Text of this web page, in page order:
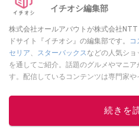
イチオシ編集部
株式会社オールアバウトが株式会社
ドサイト『イチオシ』の編集部です。
コ
セリア、 スターバックスなどの人気シ
を通してご紹介。話題のグルメやマニ
す。配信しているコンテンツは専門家
ニュースでフォロー
続きを